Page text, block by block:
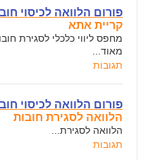
פורום הלוואה לכיסוי
קריית אתא
מחפס ליווי כלכלי לסגירת
מאוד...
תגובות
פורום הלוואה לכיסוי
הלוואה לסגירת חובות
הלוואה לסגירת...
תגובות